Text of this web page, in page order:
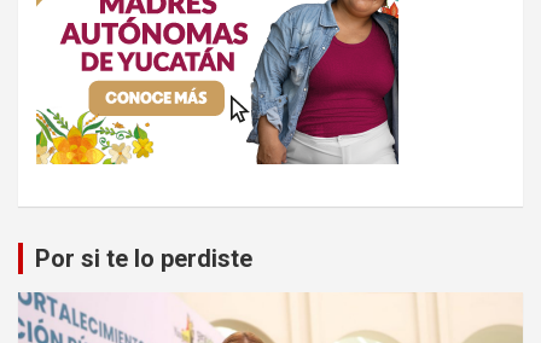
Por si te lo perdiste